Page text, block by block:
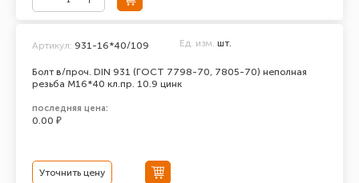
Болт в/проч. DIN 931 (ГОСТ 7798-70, 7805-70) неполная
резьба М16*40 кл.пр. 10.9 цинк
Артикул: 931-16*40/109 Ед. изм. шт.
последняя цена:
0.00 ₽
Уточнить цену